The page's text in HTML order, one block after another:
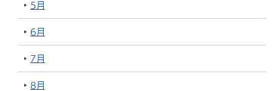
5月
6月
7月
8月